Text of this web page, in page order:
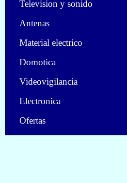
Television y sonido
Antenas
Material electrico
Domotica
Videovigilancia
Electronica
Ofertas